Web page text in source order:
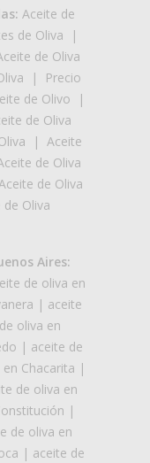
Aceite de
de Oliva |
de Oliva
|
Precio
de Olivo |
de Oliva
| Aceite
de Oliva
de Oliva
de Oliva
Aires:
de oliva en
| aceite
oliva en
| aceite de
Chacarita |
de oliva en
|
de oliva en
| aceite de